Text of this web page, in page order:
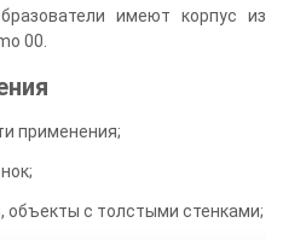
имеют корпус из
00.
применения;
с толстыми стенками;